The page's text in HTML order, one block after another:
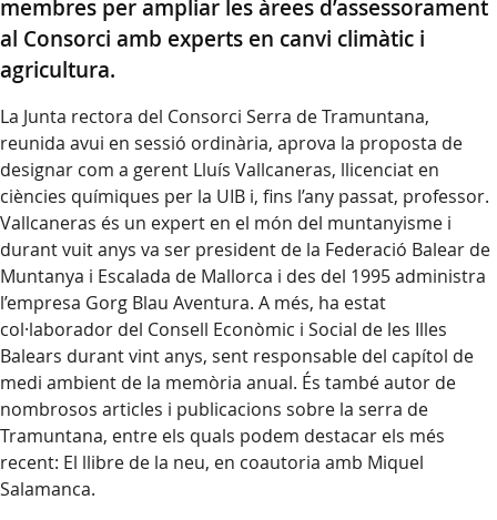
membres per ampliar les àrees d’assessorament
al Consorci amb experts en canvi climàtic i
agricultura.
La Junta rectora del Consorci Serra de Tramuntana,
reunida avui en sessió ordinària, aprova la proposta de
designar com a gerent Lluís Vallcaneras, llicenciat en
ciències químiques per la UIB i, fins l’any passat, professor.
Vallcaneras és un expert en el món del muntanyisme i
durant vuit anys va ser president de la Federació Balear de
Muntanya i Escalada de Mallorca i des del 1995 administra
l’empresa Gorg Blau Aventura. A més, ha estat
col·laborador del Consell Econòmic i Social de les Illes
Balears durant vint anys, sent responsable del capítol de
medi ambient de la memòria anual. És també autor de
nombrosos articles i publicacions sobre la serra de
Tramuntana, entre els quals podem destacar els més
recent: El llibre de la neu, en coautoria amb Miquel
Salamanca.